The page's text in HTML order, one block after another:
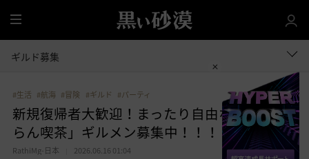
全
体
ギルド募集
#生活 #航海 #冒険 #ギルド #パーティ
新規復帰者大歓迎！まったり自由な「もんぶ
らん喫茶」ギルメン募集中！！！
RathiMg-日本
2026.06.16 01:04